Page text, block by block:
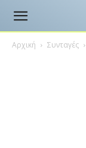
Αρχική Συνταγές